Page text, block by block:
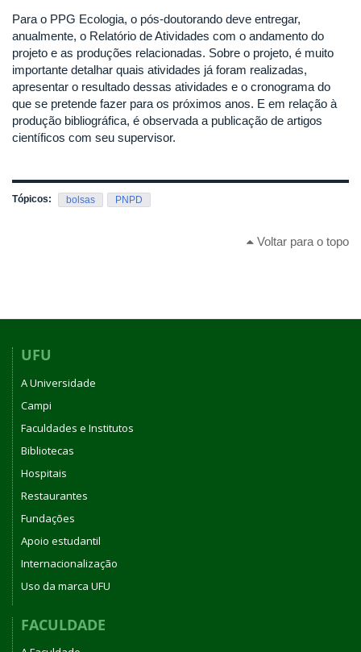
Para o PPG Ecologia, o pós-doutorando deve entregar,
anualmente, o Relatório de Atividades com o andamento do
projeto e as produções relacionadas. Sobre o projeto, é muito
importante detalhar quais atividades já foram realizadas,
apresentar o resultado dessas atividades e o cronograma do
que se pretende fazer para os próximos anos. E em relação à
produção bibliográfica, é observada a publicação de artigos
científicos com seu supervisor.
Tópicos: bolsas PNPD
Voltar para o topo
UFU
A Universidade
Campi
Faculdades e Institutos
Bibliotecas
Hospitais
Restaurantes
Fundações
Apoio estudantil
Internacionalização
Uso da marca UFU
FACULDADE